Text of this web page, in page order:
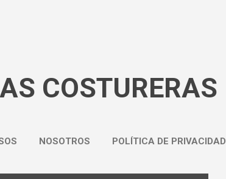
COSTURERAS
NOSOTROS POLÍTICA DE PRIVACIDAD